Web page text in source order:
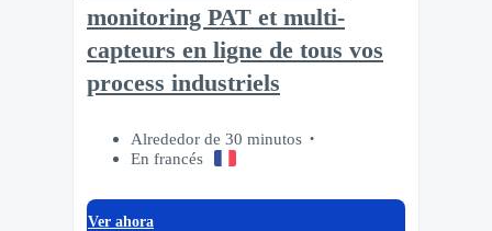
monitoring PAT et multi-
capteurs en ligne de tous vos
process industriels
Alrededor de 30 minutos
En francés
Ver ahora